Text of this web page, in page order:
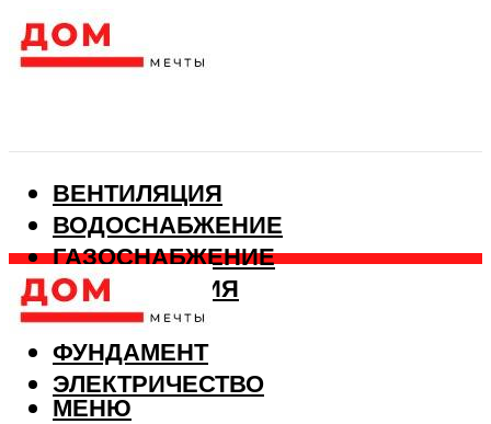
ВЕНТИЛЯЦИЯ
ВОДОСНАБЖЕНИЕ
ГАЗОСНАБЖЕНИЕ
КАНАЛИЗАЦИЯ
ОТОПЛЕНИЕ
ФУНДАМЕНТ
ЭЛЕКТРИЧЕСТВО
МЕНЮ